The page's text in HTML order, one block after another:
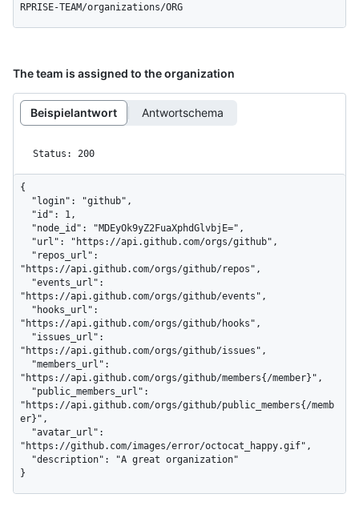
RPRISE-TEAM/organizations/ORG
The team is assigned to the organization
Beispielantwort Antwortschema
Status: 200
{
"https://api.github.com/orgs/github/repos",
"https://api.github.com/orgs/github/events",
"https://api.github.com/orgs/github/hooks",
"https://api.github.com/orgs/github/issues",
"https://api.github.com/orgs/github/members{/member}",
"https://api.github.com/orgs/github/public_members{/memb
er}",
"https://github.com/images/error/octocat_happy.gif",
}